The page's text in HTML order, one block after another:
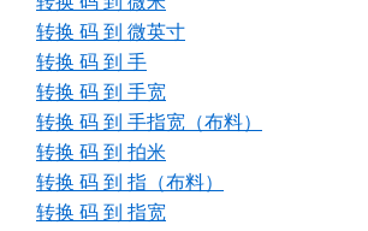
转换 码 到 微英寸
转换 码 到 手
转换 码 到 手宽
转换 码 到 手指宽（布料）
转换 码 到 拍米
转换 码 到 指（布料）
转换 码 到 指宽